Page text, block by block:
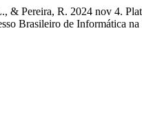
& Pereira, R. 2024 nov 4.
Brasileiro de Informática